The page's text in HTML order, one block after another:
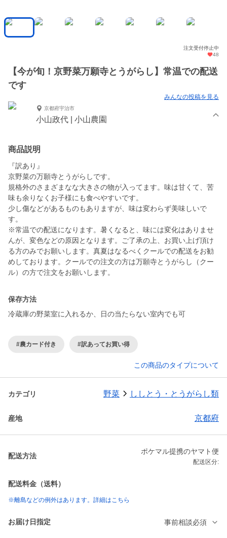
注文受付停止中
48
【今が旬！京野菜万願寺とうがらし】常温での配送
です
みんなの投稿を見る
京都府宇治市
小山政代 | 小山農園
商品説明
『訳あり』
京野菜の万願寺とうがらしです。
規格外のさまざまなな大きさの物が入ってます。味は甘くて、苦
味も余りなくお子様にも食べやすいです。
少し傷などがあるものもありますが、味は変わらず美味しいで
す。
※常温での配送になります。暑くなると、味には変化はありませ
んが、変色などの原因となります。ご了承の上、お買い上げ頂け
る方のみでお願いします。真夏はなるべくクールでの配送をお勧
めしております。クールでの注文の方は万願寺とうがらし（クー
ル）の方で注文をお願いします。
保存方法
冷蔵庫の野菜室に入れるか、日の当たらない室内でも可
#農カード付き #訳あってお買い得
この商品のタイプについて
カテゴリ 野菜 ししとう・とうがらし類
産地 京都府
配送方法
ポケマル提携のヤマト便
配送区分:
配送料金（送料）
※離島などの例外はあります。詳細はこちら
お届け日指定 事前相談必須